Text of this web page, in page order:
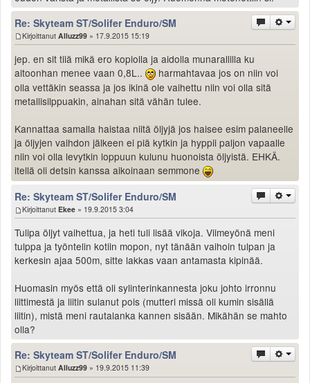
Re: Skyteam ST/Solifer Enduro/SM
Kirjoittanut Alluzz99 » 17.9.2015 15:19
jep. en sit tiiä mikä ero kopiolla ja aidolla munarallilla ku
aitoonhan menee vaan 0,8L..
harmahtavaa jos on niin voi
olla vettäkin seassa ja jos ikinä ole vaihettu niin voi olla sitä
metallisilppuakin, ainahan sitä vähän tulee.
Kannattaa samalla haistaa niitä öljyjä jos haisee esim palaneelle
ja öljyjen vaihdon jälkeen ei piä kytkin ja hyppii paljon vapaalle
niin voi olla levytkin loppuun kulunu huonoista öljyistä. EHKÄ.
itellä oli detsin kanssa aikoinaan semmone
Re: Skyteam ST/Solifer Enduro/SM
Kirjoittanut Ekee » 19.9.2015 3:04
Tulipa öljyt vaihettua, ja heti tuli lisää vikoja. Viimeyönä meni
tulppa ja työntelin kotiin mopon, nyt tänään vaihoin tulpan ja
kerkesin ajaa 500m, sitte lakkas vaan antamasta kipinää.
Huomasin myös että oli sylinterinkannesta joku johto irronnu
liittimestä ja liitin sulanut pois (mutteri missä oli kumin sisällä
liitin), mistä meni rautalanka kannen sisään. Mikähän se mahto
olla?
Re: Skyteam ST/Solifer Enduro/SM
Kirjoittanut Alluzz99 » 19.9.2015 11:39